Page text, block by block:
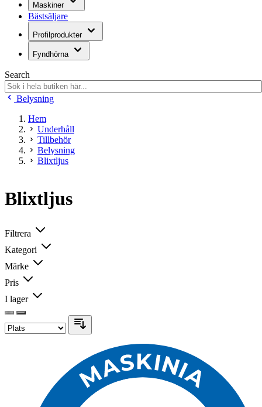
Maskiner
Bästsäljare
Profilprodukter
Fyndhörna
Search
Belysning
Hem
Underhåll
Tillbehör
Belysning
Blixtljus
Blixtljus
Filtrera
Kategori
Märke
Pris
I lager